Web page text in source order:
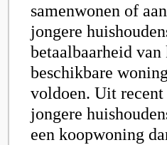
samenwonen of
jongere
betaalbaarheid
beschikbare
voldoen. Uit recent
jongere
een koopwoning